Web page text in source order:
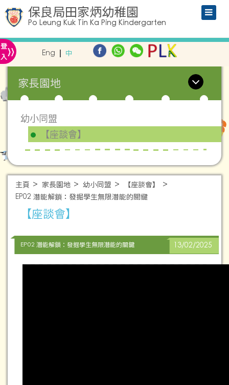
保良局田家炳幼稚園
Po Leung Kuk Tin Ka Ping Kindergarten
登
入» Eng 中
家長園地
幼小同盟
【座談會】
主頁 家長園地 幼小同盟
【座談會】
EP02 潛能解鎖：發掘學生無限潛能的關鍵
【座談會】
EP02 潛能解鎖：發掘學生無限潛能的關鍵 13/02/2025